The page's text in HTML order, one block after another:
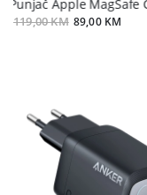
Punjač Apple
119,00 KM 89,00 KM